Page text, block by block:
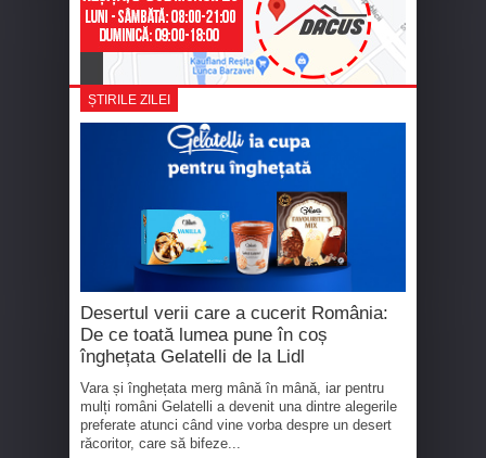
ȘTIRILE ZILEI
Desertul verii care a cucerit România:
De ce toată lumea pune în coș
înghețata Gelatelli de la Lidl
Vara și înghețata merg mână în mână, iar pentru
mulți români Gelatelli a devenit una dintre alegerile
preferate atunci când vine vorba despre un desert
răcoritor, care să bifeze...